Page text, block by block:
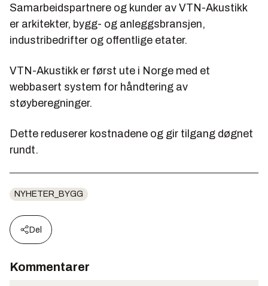
Samarbeidspartnere og kunder av VTN-Akustikk
er arkitekter, bygg- og anleggsbransjen,
industribedrifter og offentlige etater.
VTN-Akustikk er først ute i Norge med et
webbasert system for håndtering av
støyberegninger.
Dette reduserer kostnadene og gir tilgang døgnet
rundt.
NYHETER_BYGG
Del
Kommentarer